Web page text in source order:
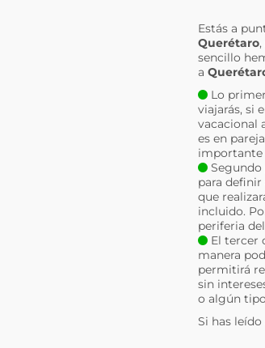
Estás a
Querétaro,
sencillo
a
Lo
viajarás, si
vacacional
es en
importante
Segundo
para
que
incluido.
periferia
El tercer
manera
permitirá
sin
o algún
Si has